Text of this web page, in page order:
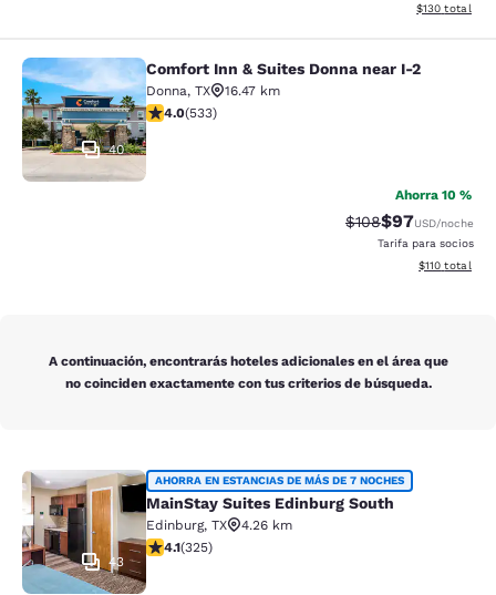
Ver detalles
$130 total
Comfort Inn & Suites Donna near I-2
40
Comfort Inn & Suites Donna near I-2
Donna, TX
16.47 km
calificación de 3.99 estrellas. Bueno. 533 reseñas
4.0(533)
Ahorra 10 %
Precio tachado:
$108Precio con
$97USD/noche
Tarifa para socios
Ver detalles
$110 total
A continuación, encontrarás hoteles adicionales en el área que
no coinciden exactamente con tus criterios de búsqueda.
MainStay Suites Edinburg South
43
AHORRA EN ESTANCIAS DE MÁS DE 7 NOCHES
MainStay Suites Edinburg South
Edinburg, TX
4.26 km
calificación de 4.1 estrellas. Muy bueno. 325 reseñas
4.1(325)